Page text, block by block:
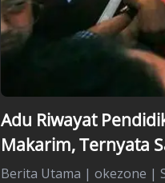
Adu Riwayat
Makarim, Ternyata
Berita Utama | okezone |